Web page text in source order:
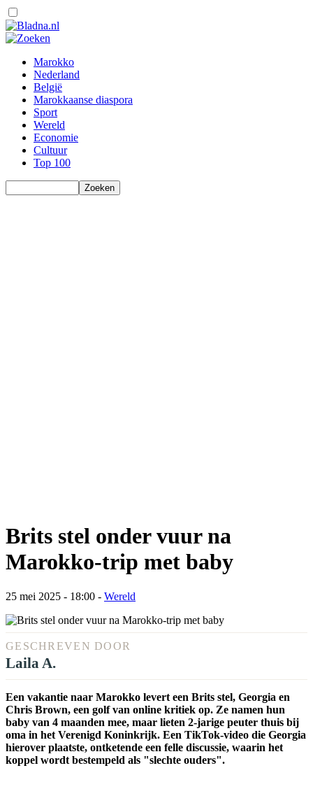
Marokko
Nederland
België
Marokkaanse diaspora
Sport
Wereld
Economie
Cultuur
Top 100
Brits stel onder vuur na
Marokko-trip met baby
25 mei 2025 - 18:00 - Wereld
GESCHREVEN DOOR
Laila A.
Een vakantie naar Marokko levert een Brits stel, Georgia en
Chris Brown, een golf van online kritiek op. Ze namen hun
baby van 4 maanden mee, maar lieten 2-jarige peuter thuis bij
oma in het Verenigd Koninkrijk. Een TikTok-video die Georgia
hierover plaatste, ontketende een felle discussie, waarin het
koppel wordt bestempeld als "slechte ouders".